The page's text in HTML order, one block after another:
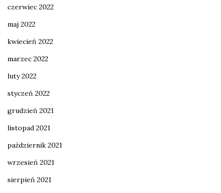
czerwiec 2022
maj 2022
kwiecień 2022
marzec 2022
luty 2022
styczeń 2022
grudzień 2021
listopad 2021
październik 2021
wrzesień 2021
sierpień 2021